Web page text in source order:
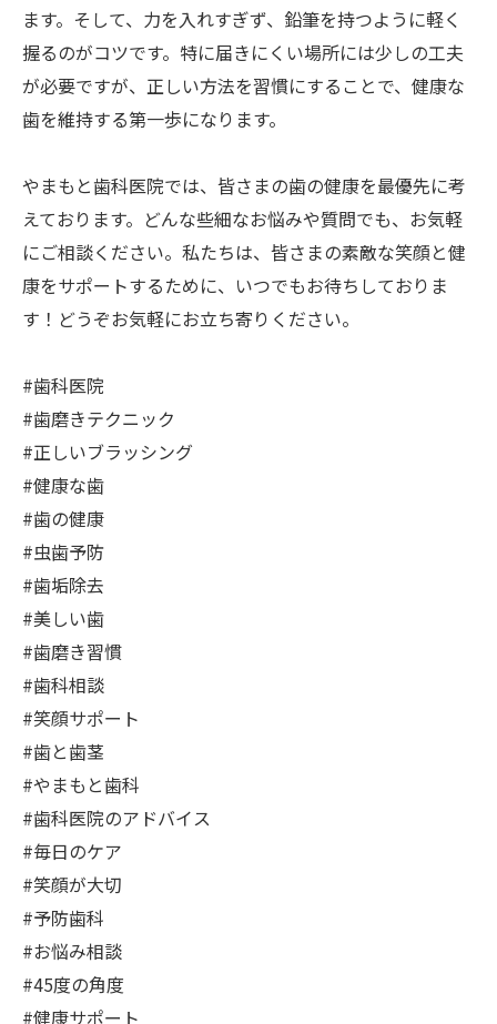
ます。そして、力を入れすぎず、鉛筆を持つように軽く
握るのがコツです。特に届きにくい場所には少しの工夫
が必要ですが、正しい方法を習慣にすることで、健康な
歯を維持する第一歩になります。
やまもと歯科医院では、皆さまの歯の健康を最優先に考
えております。どんな些細なお悩みや質問でも、お気軽
にご相談ください。私たちは、皆さまの素敵な笑顔と健
康をサポートするために、いつでもお待ちしておりま
す！どうぞお気軽にお立ち寄りください。
#歯科医院
#歯磨きテクニック
#正しいブラッシング
#健康な歯
#歯の健康
#虫歯予防
#歯垢除去
#美しい歯
#歯磨き習慣
#歯科相談
#笑顔サポート
#歯と歯茎
#やまもと歯科
#歯科医院のアドバイス
#毎日のケア
#笑顔が大切
#予防歯科
#お悩み相談
#45度の角度
#健康サポート